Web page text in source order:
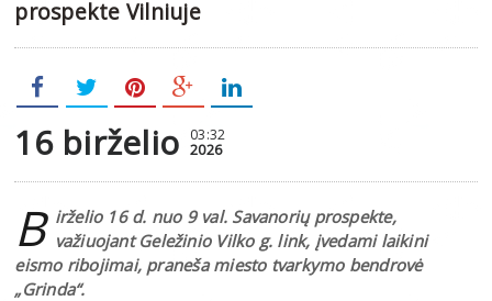
prospekte Vilniuje
16 birželio 03:32
2026
B irželio 16 d. nuo 9 val. Savanorių prospekte,
važiuojant Geležinio Vilko g. link, įvedami laikini
eismo ribojimai, praneša miesto tvarkymo bendrovė
„Grinda“.